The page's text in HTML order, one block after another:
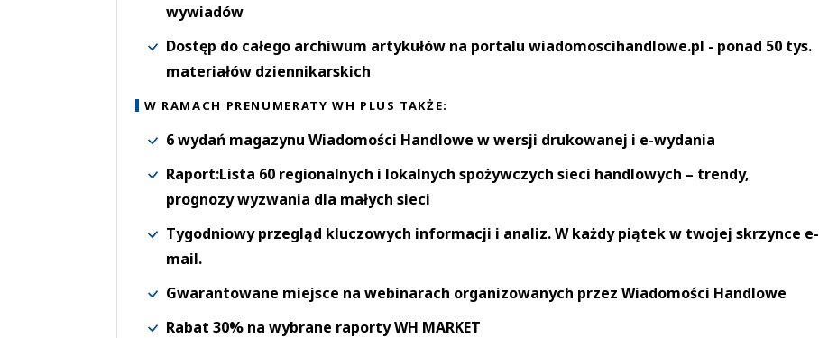
wywiadów
Dostęp do całego archiwum artykułów na portalu wiadomoscihandlowe.pl - ponad 50 tys.
materiałów dziennikarskich
W RAMACH PRENUMERATY WH PLUS TAKŻE:
6 wydań magazynu Wiadomości Handlowe w wersji drukowanej i e-wydania
Raport:Lista 60 regionalnych i lokalnych spożywczych sieci handlowych – trendy,
prognozy wyzwania dla małych sieci
Tygodniowy przegląd kluczowych informacji i analiz. W każdy piątek w twojej skrzynce e-
mail.
Gwarantowane miejsce na webinarach organizowanych przez Wiadomości Handlowe
Rabat 30% na wybrane raporty WH MARKET